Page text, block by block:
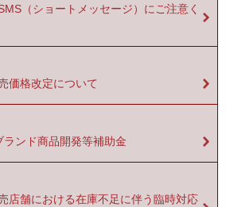
（ショートメッセージ）にご注意く
価格改定について
ンド商品開発等補助金
店舗における在庫不足に伴う臨時対応